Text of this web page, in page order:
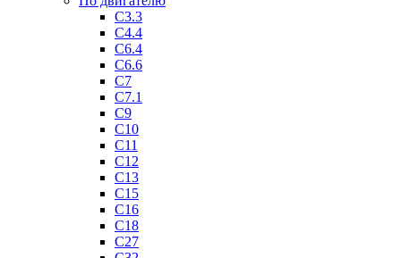
C3.3
C4.4
C6.4
C6.6
C7
C7.1
C9
C10
C11
C12
C13
C15
C16
C18
C27